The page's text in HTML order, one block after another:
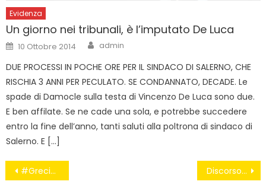
Evidenza
Un giorno nei tribunali, è l’imputato De Luca
Posted
on
10 Ottobre 2014 Author
admin
DUE PROCESSI IN POCHE ORE PER IL SINDACO DI SALERNO, CHE
RISCHIA 3 ANNI PER PECULATO. SE CONDANNATO, DECADE. Le
spade di Damocle sulla testa di Vincenzo De Luca sono due.
E ben affilate. Se ne cade una sola, e potrebbe succedere
entro la fine dell’anno, tanti saluti alla poltrona di sindaco di
Salerno. E […]
Navigazione
#Grecia – Italia: stessa faccia, stessa razza, stessa sovranità monetaria Discorso di fine anno 2014 di Beppe Grillo